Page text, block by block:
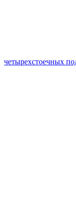
четырехстоечных